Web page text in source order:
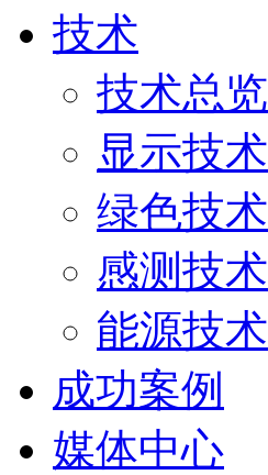
技术
技术总览
显示技术
绿色技术
感测技术
能源技术
成功案例
媒体中心